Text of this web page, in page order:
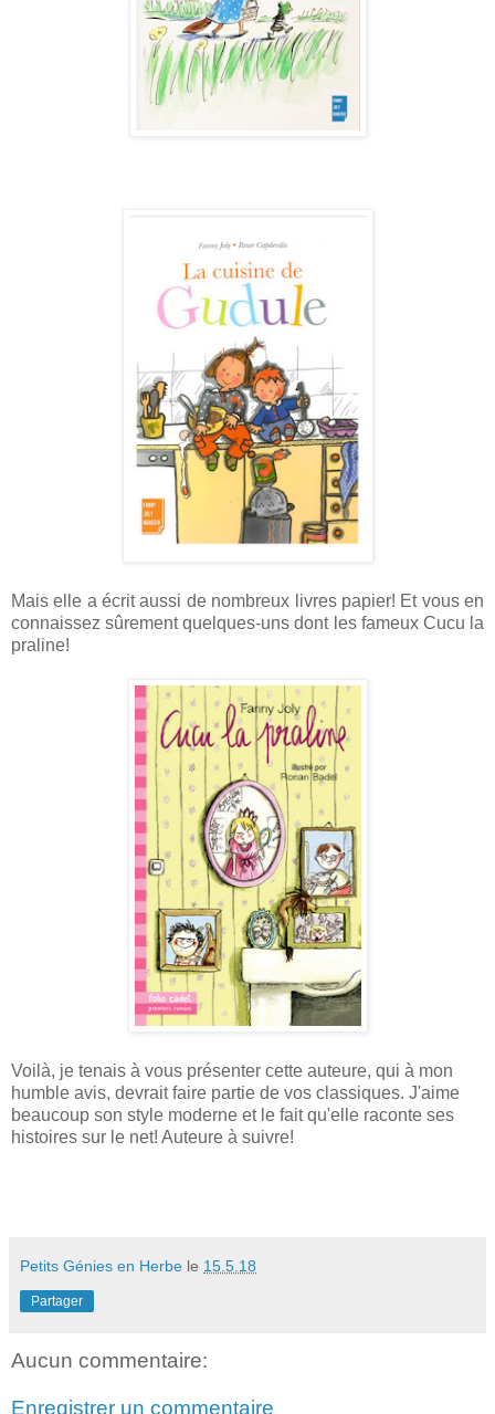
Mais elle a écrit aussi de nombreux livres papier! Et vous en
connaissez sûrement quelques-uns dont les fameux Cucu la
praline!
Voilà, je tenais à vous présenter cette auteure, qui à mon
humble avis, devrait faire partie de vos classiques. J'aime
beaucoup son style moderne et le fait qu'elle raconte ses
histoires sur le net! Auteure à suivre!
Petits Génies en Herbe le 15.5.18
Partager
Aucun commentaire:
Enregistrer un commentaire